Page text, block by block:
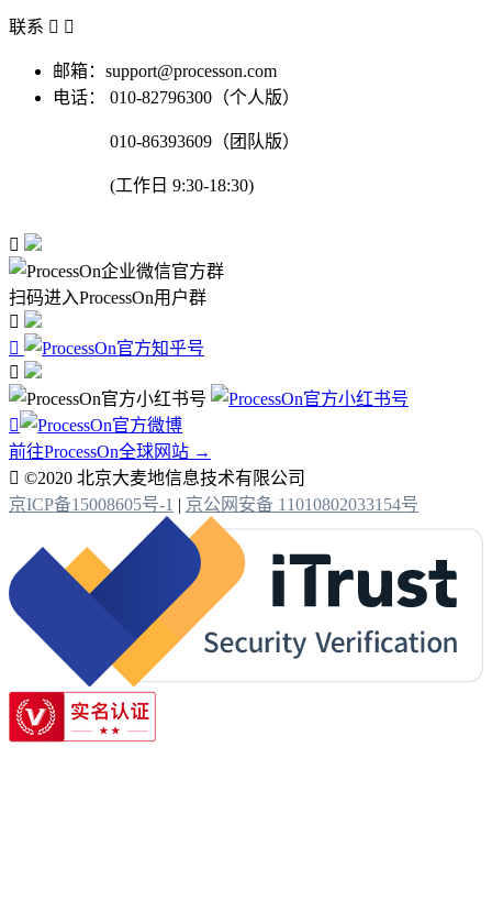
联系  
邮箱：support@processon.com
电话：
010-82796300（个人版）
010-86393609（团队版）
(工作日 9:30-18:30)

扫码进入ProcessOn用户群




前往ProcessOn全球网站 →
 ©2020 北京大麦地信息技术有限公司
京ICP备15008605号-1 | 京公网安备 11010802033154号